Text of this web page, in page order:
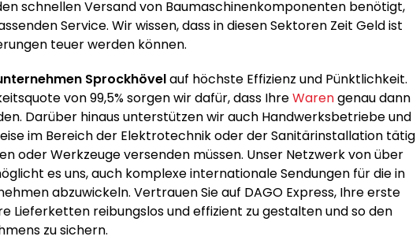
schnellen Versand von Baumaschinenkomponenten benötigt,
Service. Wir wissen, dass in diesen Sektoren Zeit Geld ist
teuer werden können.
Sprockhövelauf höchste Effizienz und Pünktlichkeit.
von 99,5% sorgen wir dafür, dass IhreWarengenau dann
Darüber hinaus unterstützen wir auch Handwerksbetriebe und
im Bereich der Elektrotechnik oder der Sanitärinstallation tätig
oder Werkzeuge versenden müssen. Unser Netzwerk von über
es uns, auch komplexe internationale Sendungen für die in
abzuwickeln. Vertrauen Sie auf DAGO Express, Ihre erste
Lieferketten reibungslos und effizient zu gestalten und so den
zu sichern.